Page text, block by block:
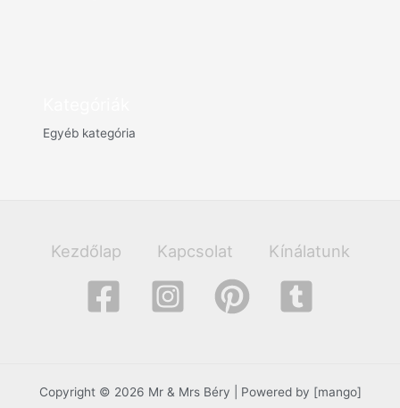
Egyéb kategória
Kezdőlap Kapcsolat Kínálatunk
Copyright © 2026 Mr & Mrs Béry | Powered by [mango]